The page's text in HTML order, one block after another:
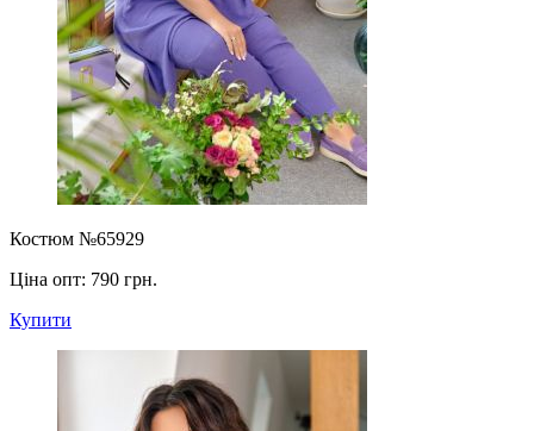
Костюм №65929
Ціна опт: 790 грн.
Купити